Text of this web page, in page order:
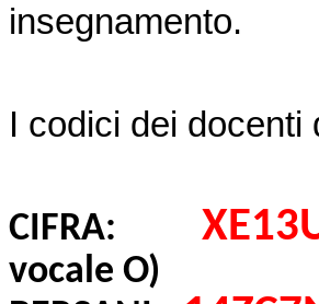
insegnamento.
I codici dei docenti
CIFRA:
vocale O)